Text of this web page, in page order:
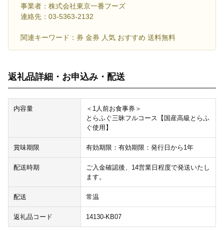
事業者：株式会社東京一番フーズ
連絡先：03-5363-2132
関連キーワード：券 金券 人気 おすすめ 送料無料
返礼品詳細・お申込み・配送
内容量
＜1人前お食事券＞
とらふぐ三昧フルコース【国産高級とらふ
ぐ使用】
賞味期限 有効期限：有効期限：発行日から1年
配送時期
ご入金確認後、14営業日程度で発送いたし
ます。
配送 常温
返礼品コード 14130-KB07